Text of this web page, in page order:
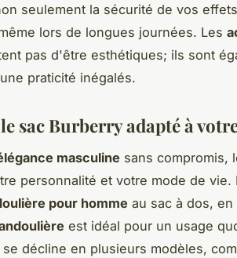
seulement la sécurité de vos
lors de longues journées. Les
pas d'être esthétiques; ils sont
praticité inégalés.
sac Burberry adapté à
masculine sans compromis,
personnalité et votre mode de
pour homme au sac à dos,
est idéal pour un usage
se décline en plusieurs modèles,